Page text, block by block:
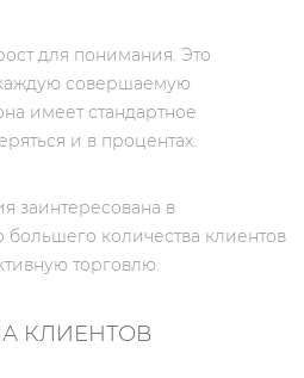
для понимания. Это
совершаемую
имеет стандартное
и в процентах.
заинтересована в
количества клиентов
торговлю.
КЛИЕНТОВ